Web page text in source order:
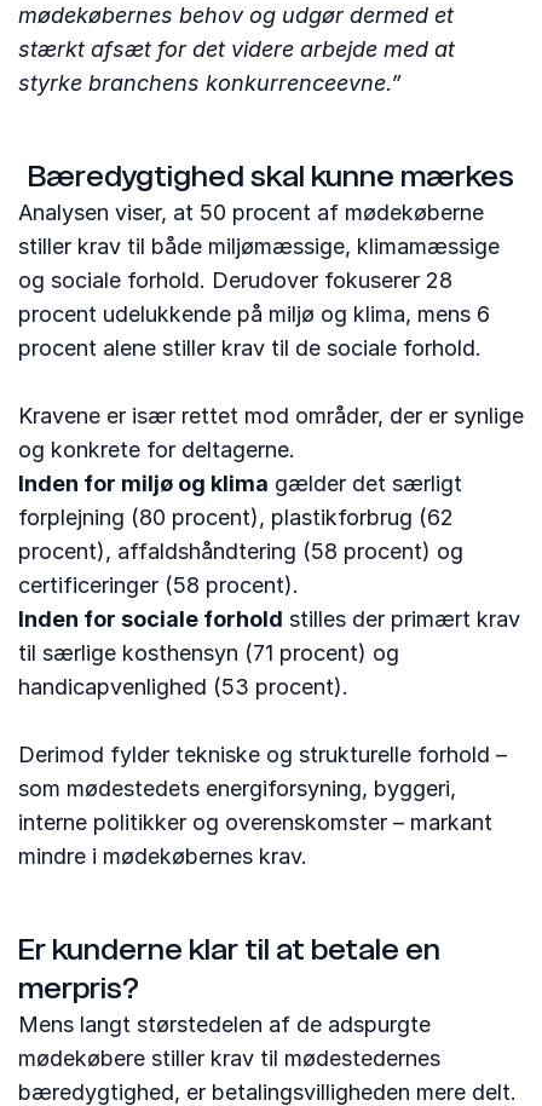
mødekøbernes behov og udgør dermed et
stærkt afsæt for det videre arbejde med at
styrke branchens konkurrenceevne.”
Bæredygtighed skal kunne mærkes
Analysen viser, at 50 procent af mødekøberne
stiller krav til både miljømæssige, klimamæssige
og sociale forhold. Derudover fokuserer 28
procent udelukkende på miljø og klima, mens 6
procent alene stiller krav til de sociale forhold.
Kravene er især rettet mod områder, der er synlige
og konkrete for deltagerne.
Inden for miljø og klima gælder det særligt
forplejning (80 procent), plastikforbrug (62
procent), affaldshåndtering (58 procent) og
certificeringer (58 procent).
Inden for sociale forhold stilles der primært krav
til særlige kosthensyn (71 procent) og
handicapvenlighed (53 procent).
Derimod fylder tekniske og strukturelle forhold –
som mødestedets energiforsyning, byggeri,
interne politikker og overenskomster – markant
mindre i mødekøbernes krav.
Er kunderne klar til at betale en
merpris?
Mens langt størstedelen af de adspurgte
mødekøbere stiller krav til mødestedernes
bæredygtighed, er betalingsvilligheden mere delt.